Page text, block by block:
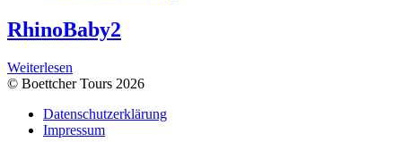
RhinoBaby2
Weiterlesen
© Boettcher Tours 2026
Datenschutzerklärung
Impressum